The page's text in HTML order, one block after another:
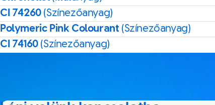
CI 74260 (Színezőanyag)
Polymeric Pink Colourant (Színezőanyag)
CI 74160 (Színezőanyag)